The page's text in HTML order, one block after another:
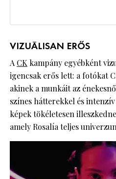
VIZUÁLISAN ERŐS
A CK kampány egyébként
igencsak erős lett: a fotókat
akinek a munkáit az
színes hátterekkel és
képek tökéletesen
amely Rosalía teljes